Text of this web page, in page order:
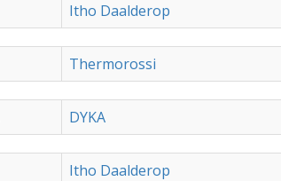
Itho Daalderop
Thermorossi
DYKA
Itho Daalderop